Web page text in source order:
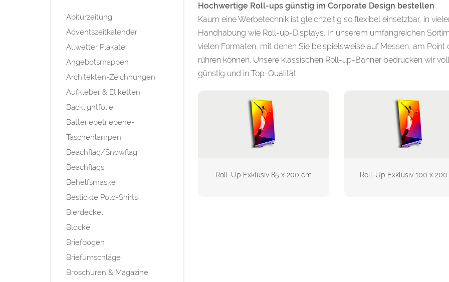
Abiturzeitung
Adventszeitkalender
Allwetter Plakate
Angebotsmappen
Architekten-Zeichnungen
Aufkleber & Etiketten
Backlightfolie
Batteriebetriebene-
Taschenlampen
Beachflag/Snowflag
Beachflags
Behelfsmaske
Bestickte Polo-Shirts
Bierdeckel
Blöcke
Briefbogen
Briefumschläge
Broschüren & Magazine
Hochwertige Roll-ups günstig im Corporate Design bestellen
Kaum eine Werbetechnik ist gleichzeitig so flexibel einsetzbar, in
Handhabung wie Roll-up-Displays. In unserem umfangreichen
vielen Formaten, mit denen Sie beispielsweise auf Messen, am
rühren können. Unsere klassischen Roll-up-Banner bedrucken wir
günstig und in Top-Qualität.
Roll-Up Exklusiv 85 x 200 cm Roll-Up Exklusiv 100 x